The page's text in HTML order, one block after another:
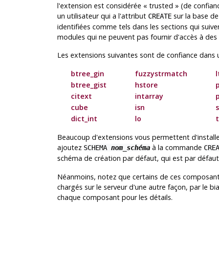
l'extension est considérée « trusted » (de
un utilisateur qui a l'attribut CREATEsur la base
identifiées comme tels dans les sections qui
modules qui ne peuvent pas fournir d'accès à
Les extensions suivantes sont de confiance
btree_gin
fuzzystrmatch
btree_gist
hstore
citext
intarray
cube
isn
dict_int
lo
Beaucoup d'extensions vous permettent
ajoutez SCHEMA nom_schémaà la commande
schéma de création par défaut, qui est par
Néanmoins, notez que certains de ces
chargés sur le serveur d'une autre façon, par le
chaque composant pour les détails.